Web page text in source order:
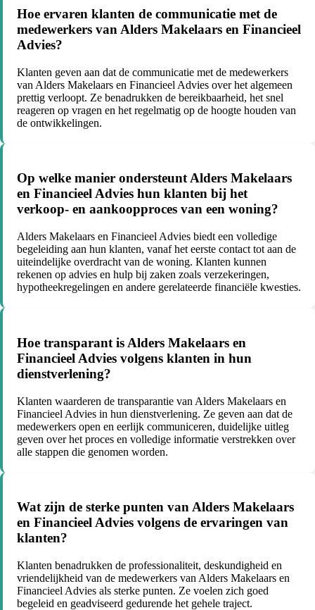
Hoe ervaren klanten de communicatie met de
medewerkers van Alders Makelaars en Financieel
Advies?
Klanten geven aan dat de communicatie met de medewerkers
van Alders Makelaars en Financieel Advies over het algemeen
prettig verloopt. Ze benadrukken de bereikbaarheid, het snel
reageren op vragen en het regelmatig op de hoogte houden van
de ontwikkelingen.
Op welke manier ondersteunt Alders Makelaars
en Financieel Advies hun klanten bij het
verkoop- en aankoopproces van een woning?
Alders Makelaars en Financieel Advies biedt een volledige
begeleiding aan hun klanten, vanaf het eerste contact tot aan de
uiteindelijke overdracht van de woning. Klanten kunnen
rekenen op advies en hulp bij zaken zoals verzekeringen,
hypotheekregelingen en andere gerelateerde financiële kwesties.
Hoe transparant is Alders Makelaars en
Financieel Advies volgens klanten in hun
dienstverlening?
Klanten waarderen de transparantie van Alders Makelaars en
Financieel Advies in hun dienstverlening. Ze geven aan dat de
medewerkers open en eerlijk communiceren, duidelijke uitleg
geven over het proces en volledige informatie verstrekken over
alle stappen die genomen worden.
Wat zijn de sterke punten van Alders Makelaars
en Financieel Advies volgens de ervaringen van
klanten?
Klanten benadrukken de professionaliteit, deskundigheid en
vriendelijkheid van de medewerkers van Alders Makelaars en
Financieel Advies als sterke punten. Ze voelen zich goed
begeleid en geadviseerd gedurende het gehele traject.